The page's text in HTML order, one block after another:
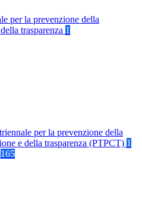
per la prevenzione della
trasparenza 1
per la prevenzione della
e della trasparenza (PTPCT) 1
165